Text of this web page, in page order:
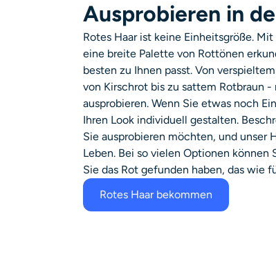
Ausprobieren in
Rotes Haar ist keine Einheitsgröße. Mit
eine breite Palette von Rottönen
besten zu Ihnen passt. Von
von Kirschrot bis zu sattem Rotbraun
ausprobieren. Wenn Sie etwas noch
Ihren Look individuell gestalten.
Sie ausprobieren möchten, und unser
Leben. Bei so vielen Optionen können
Sie das Rot gefunden haben, das wie
Rotes Haar bekommen